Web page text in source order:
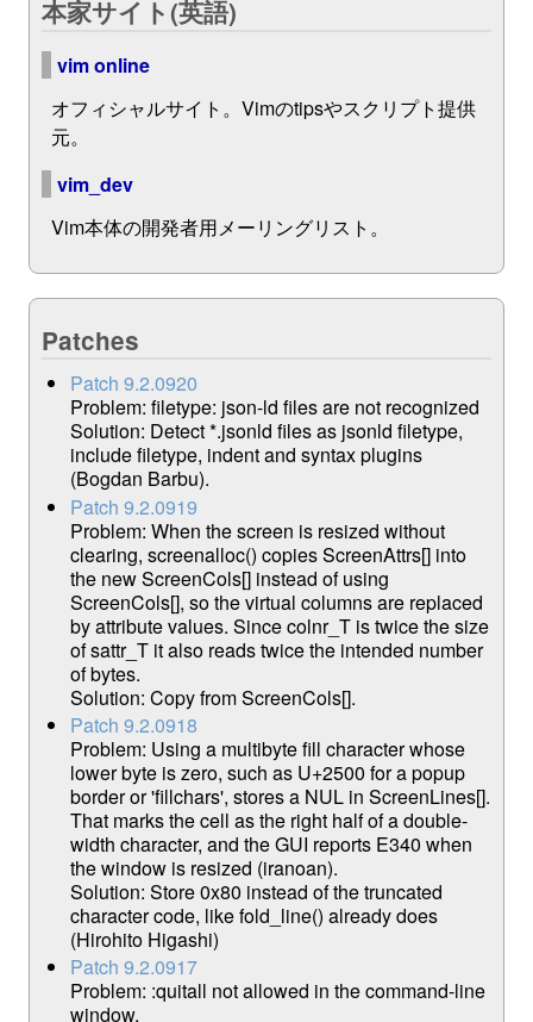
本家サイト(英語)
vim online
オフィシャルサイト。Vimのtipsやスクリプト提供
元。
vim_dev
Vim本体の開発者用メーリングリスト。
Patches
Patch 9.2.0920
Problem: filetype: json-ld files are not recognized
Solution: Detect *.jsonld files as jsonld filetype,
include filetype, indent and syntax plugins
(Bogdan Barbu).
Patch 9.2.0919
Problem: When the screen is resized without
clearing, screenalloc() copies ScreenAttrs[] into
the new ScreenCols[] instead of using
ScreenCols[], so the virtual columns are replaced
by attribute values. Since colnr_T is twice the size
of sattr_T it also reads twice the intended number
of bytes.
Solution: Copy from ScreenCols[].
Patch 9.2.0918
Problem: Using a multibyte fill character whose
lower byte is zero, such as U+2500 for a popup
border or 'fillchars', stores a NUL in ScreenLines[].
That marks the cell as the right half of a double-
width character, and the GUI reports E340 when
the window is resized (iranoan).
Solution: Store 0x80 instead of the truncated
character code, like fold_line() already does
(Hirohito Higashi)
Patch 9.2.0917
Problem: :quitall not allowed in the command-line
window.